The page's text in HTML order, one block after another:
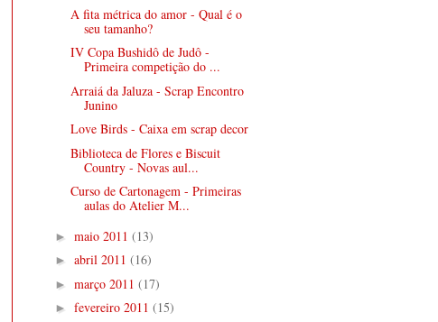
A fita métrica do amor - Qual é o
seu tamanho?
IV Copa Bushidô de Judô -
Primeira competição do ...
Arraiá da Jaluza - Scrap Encontro
Junino
Love Birds - Caixa em scrap decor
Biblioteca de Flores e Biscuit
Country - Novas aul...
Curso de Cartonagem - Primeiras
aulas do Atelier M...
► maio 2011 (13)
► abril 2011 (16)
► março 2011 (17)
► fevereiro 2011 (15)